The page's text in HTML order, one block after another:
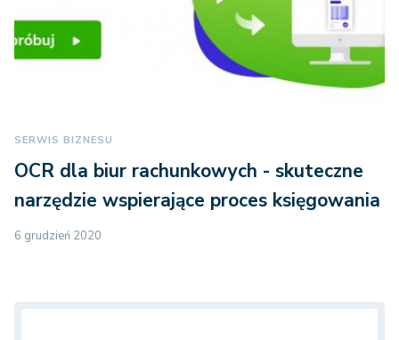
SERWIS BIZNESU
OCR dla biur rachunkowych - skuteczne
narzędzie wspierające proces księgowania
6 grudzień 2020